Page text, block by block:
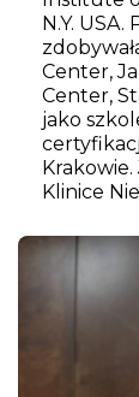
N.Y.
Center,
Center,
jako
Klinice